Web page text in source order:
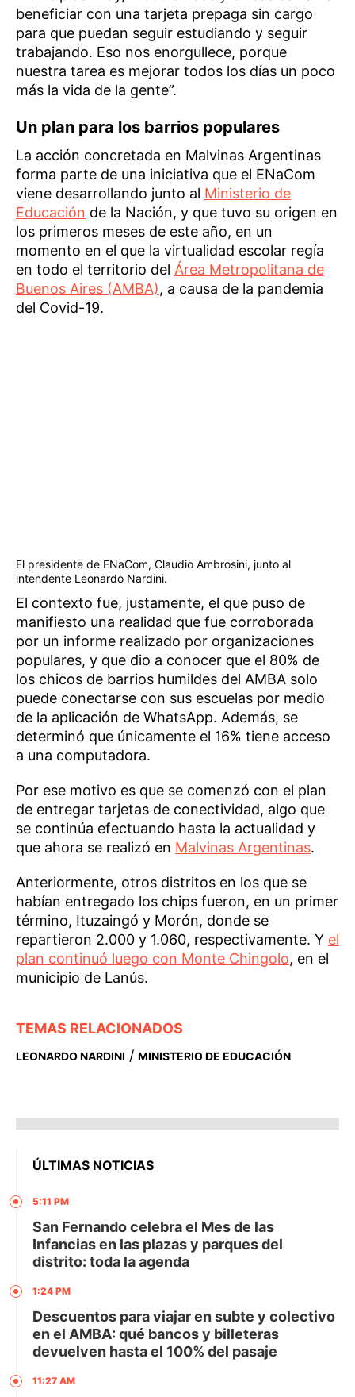
beneficiar con una tarjeta prepaga sin cargo
para que puedan seguir estudiando y seguir
trabajando. Eso nos enorgullece, porque
nuestra tarea es mejorar todos los días un poco
más la vida de la gente”.
Un plan para los barrios populares
La acción concretada en Malvinas Argentinas
forma parte de una iniciativa que el ENaCom
viene desarrollando junto al Ministerio de
Educación de la Nación, y que tuvo su origen en
los primeros meses de este año, en un
momento en el que la virtualidad escolar regía
en todo el territorio del Área Metropolitana de
Buenos Aires (AMBA), a causa de la pandemia
del Covid-19.
El presidente de ENaCom, Claudio Ambrosini, junto al
intendente Leonardo Nardini.
El contexto fue, justamente, el que puso de
manifiesto una realidad que fue corroborada
por un informe realizado por organizaciones
populares, y que dio a conocer que el 80% de
los chicos de barrios humildes del AMBA solo
puede conectarse con sus escuelas por medio
de la aplicación de WhatsApp. Además, se
determinó que únicamente el 16% tiene acceso
a una computadora.
Por ese motivo es que se comenzó con el plan
de entregar tarjetas de conectividad, algo que
se continúa efectuando hasta la actualidad y
que ahora se realizó en Malvinas Argentinas.
Anteriormente, otros distritos en los que se
habían entregado los chips fueron, en un primer
término, Ituzaingó y Morón, donde se
repartieron 2.000 y 1.060, respectivamente. Y el
plan continuó luego con Monte Chingolo, en el
municipio de Lanús.
TEMAS RELACIONADOS
LEONARDO NARDINI / MINISTERIO DE EDUCACIÓN
ÚLTIMAS NOTICIAS
5:11 PM
San Fernando celebra el Mes de las
Infancias en las plazas y parques del
distrito: toda la agenda
1:24 PM
Descuentos para viajar en subte y colectivo
en el AMBA: qué bancos y billeteras
devuelven hasta el 100% del pasaje
11:27 AM